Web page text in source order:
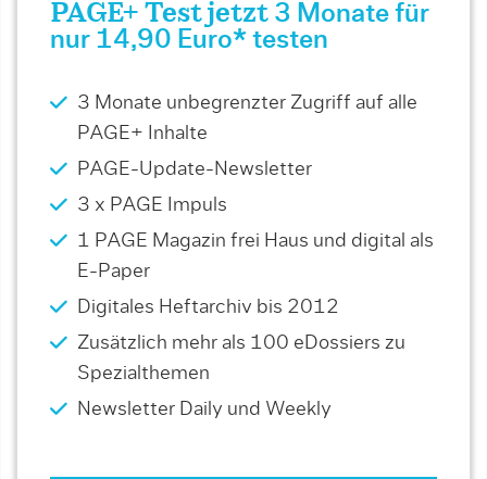
PAGE+ Test jetzt 3 Monate für
nur 14,90 Euro* testen
3 Monate unbegrenzter Zugriff auf alle
PAGE+ Inhalte
PAGE-Update-Newsletter
3 x PAGE Impuls
1 PAGE Magazin frei Haus und digital als
E-Paper
Digitales Heftarchiv bis 2012
Zusätzlich mehr als 100 eDossiers zu
Spezialthemen
Newsletter Daily und Weekly